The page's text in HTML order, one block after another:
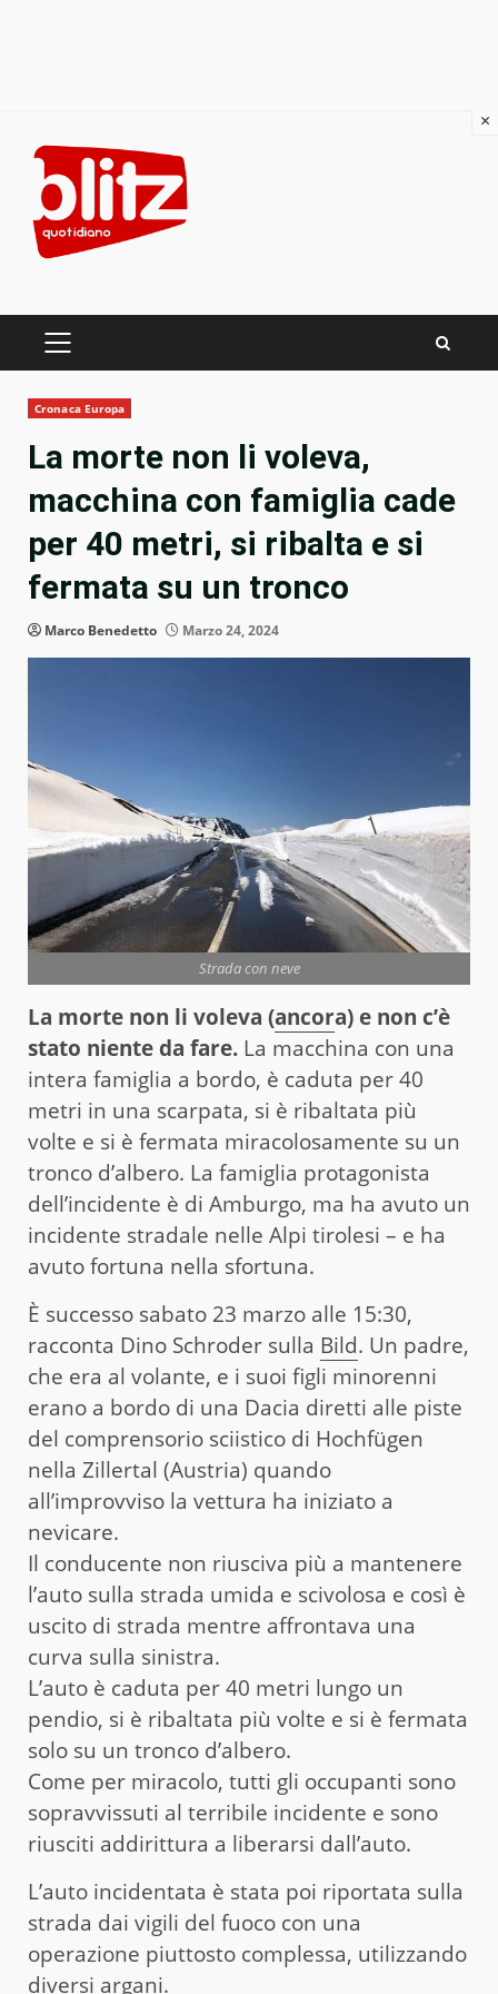
content
PRIMARY
Cronaca Europa
La morte non li voleva,
macchina con famiglia cade
per 40 metri, si ribalta e si
fermata su un tronco
Marco Benedetto Marzo 24, 2024
Strada con neve
La morte non li voleva (ancora) e non c’è
stato niente da fare. La macchina con una
intera famiglia a bordo, è caduta per 40
metri in una scarpata, si è ribaltata più
volte e si è fermata miracolosamente su un
tronco d’albero. La famiglia protagonista
dell’incidente è di Amburgo, ma ha avuto un
incidente stradale nelle Alpi tirolesi – e ha
avuto fortuna nella sfortuna.
È successo sabato 23 marzo alle 15:30,
racconta Dino Schroder sulla Bild. Un padre,
che era al volante, e i suoi figli minorenni
erano a bordo di una Dacia diretti alle piste
del comprensorio sciistico di Hochfügen
nella Zillertal (Austria) quando
all’improvviso la vettura ha iniziato a
nevicare.
Il conducente non riusciva più a mantenere
l’auto sulla strada umida e scivolosa e così è
uscito di strada mentre affrontava una
curva sulla sinistra.
L’auto è caduta per 40 metri lungo un
pendio, si è ribaltata più volte e si è fermata
solo su un tronco d’albero.
Come per miracolo, tutti gli occupanti sono
sopravvissuti al terribile incidente e sono
riusciti addirittura a liberarsi dall’auto.
L’auto incidentata è stata poi riportata sulla
strada dai vigili del fuoco con una
operazione piuttosto complessa, utilizzando
diversi argani.
×